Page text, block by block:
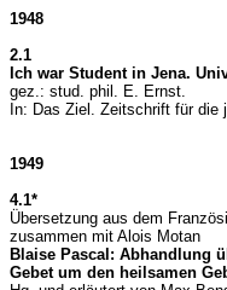
1948
2.1
Ich war Student in Jena.
gez.: stud. phil. E. Ernst.
In: Das Ziel. Zeitschrift für die
1949
4.1*
Übersetzung aus dem
zusammen mit Alois Motan
Blaise Pascal: Abhandlung
Gebet um den heilsamen